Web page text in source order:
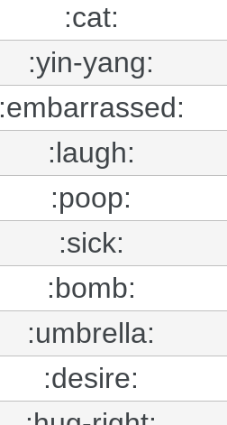
:cat:
:yin-yang:
:embarrassed:
:laugh:
:poop:
:sick:
:bomb:
:umbrella:
:desire: